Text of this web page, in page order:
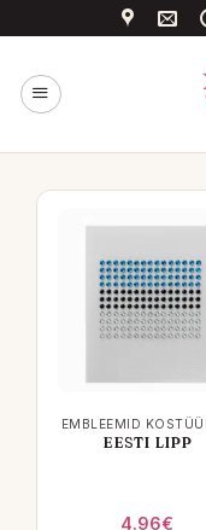
to
content
EESTI LIPP
4.96€